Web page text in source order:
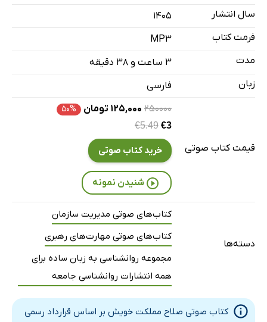
قسمت پنجم
قسمت ششم
قسمت هفتم
قسمت هشتم
سال انتشار
۱۴۰۵
فرمت کتاب
MP3
مدت
۳ ساعت و ۳۸ دقیقه
زبان
فارسی
قیمت کتاب صوتی
۲۵۰۰۰۰ ۱۲۵,۰۰۰ تومان ۵۰%
€5.49 €3
خرید کتاب صوتی
شنیدن نمونه
دسته‌ها
کتاب‌های صوتی مدیریت سازمان
کتاب‌های صوتی مهارت‌های رهبری
مجموعه روانشناسی به زبان ساده برای
همه انتشارات روانشناسی جامعه
کتاب صوتی صلاح مملکت خویش بر اساس قرارداد رسمی